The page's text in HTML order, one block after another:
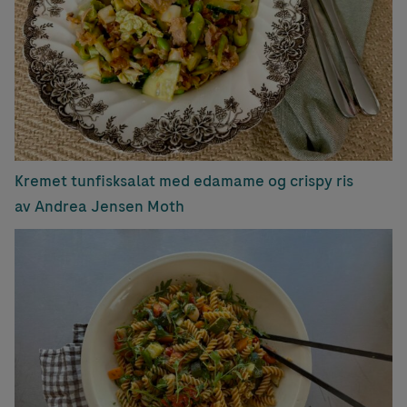
Kremet tunfisksalat med edamame og crispy ris
av Andrea Jensen Moth